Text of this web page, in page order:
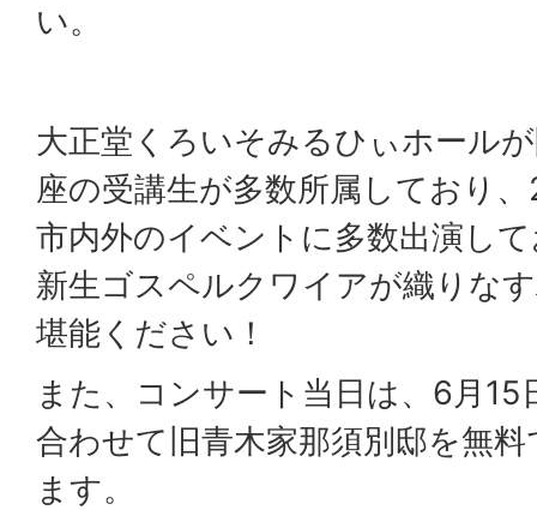
い。
大正堂くろいそみるひぃホール
座の受講生が多数所属しており
市内外のイベントに多数出演し
新生ゴスペルクワイアが織りな
堪能ください！
また、コンサート当日は、6月15
合わせて旧青木家那須別邸を無
ます。